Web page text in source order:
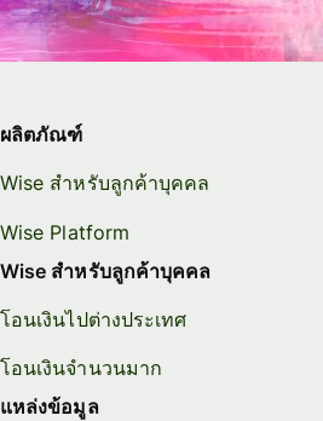
ผลิตภัณฑ์
Wise สำหรับลูกค้าบุคคล
Wise Platform
Wise สำหรับลูกค้าบุคคล
โอนเงินไปต่างประเทศ
โอนเงินจำนวนมาก
แหล่งข้อมูล